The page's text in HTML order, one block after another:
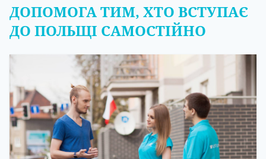
ДОПОМОГА ТИМ, ХТО ВСТУПАЄ
ДО ПОЛЬЩІ САМОСТІЙНО